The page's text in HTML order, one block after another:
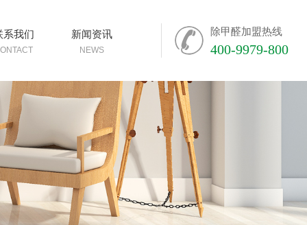
除甲醛加盟热线
400-9979-800
系我们 新闻资讯
NEWS